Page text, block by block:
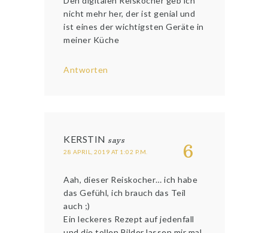
nicht mehr her, der ist genial und
ist eines der wichtigsten Geräte in
meiner Küche
Antworten
6
KERSTIN says
28 APRIL, 2019 AT 1:02 P.M.
Aah, dieser Reiskocher… ich habe
das Gefühl, ich brauch das Teil
auch ;)
Ein leckeres Rezept auf jedenfall